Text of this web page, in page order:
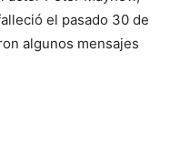
el pasado 30 de
algunos mensajes